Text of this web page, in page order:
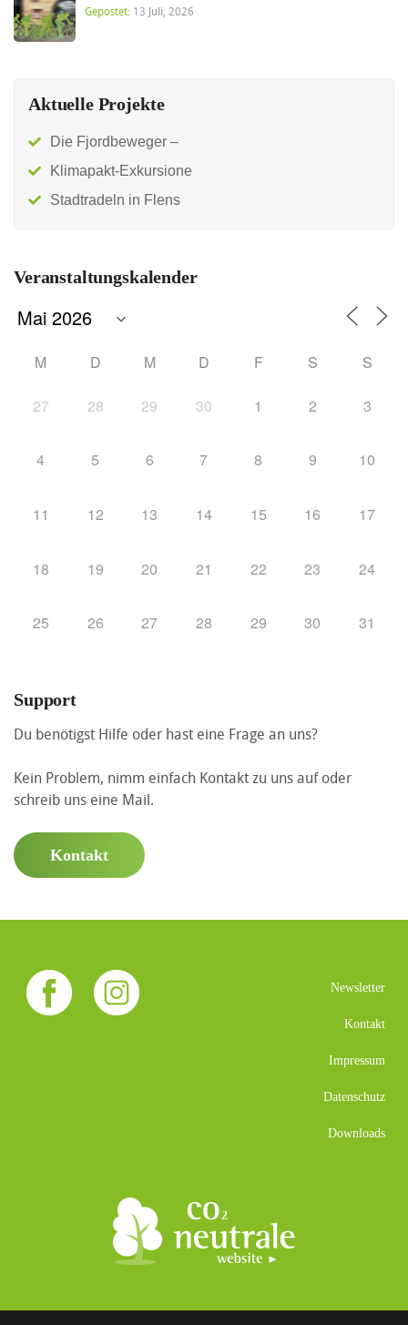
Gepostet: 13 Juli, 2026
Aktuelle Projekte
Die Fjordbeweger –
Klimapakt-Exkursione
Stadtradeln in Flens
Veranstaltungskalender
M D M D F S S
27 28 29 30 1 2 3
4 5 6 7 8 9 10
11 12 13 14 15 16 17
18 19 20 21 22 23 24
25 26 27 28 29 30 31
Support
Du benötigst Hilfe oder hast eine Frage an uns?
Kein Problem, nimm einfach Kontakt zu uns auf oder
schreib uns eine Mail.
Kontakt
Newsletter
Kontakt
Impressum
Datenschutz
Downloads